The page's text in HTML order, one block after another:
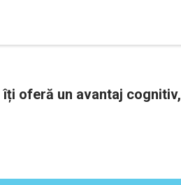
oferă un avantaj cognitiv,